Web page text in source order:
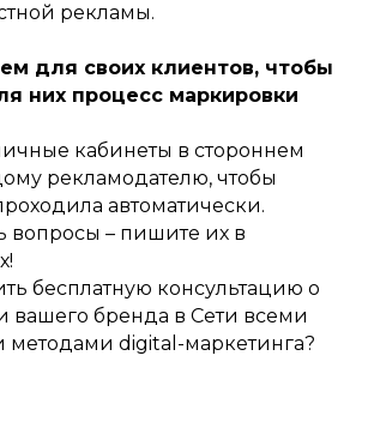
рекламы.
для своих клиентов, чтобы
них процесс маркировки
кабинеты в стороннем
рекламодателю, чтобы
автоматически.
вопросы – пишите их в
бесплатную консультацию о
бренда в Сети всеми
digital-маркетинга?